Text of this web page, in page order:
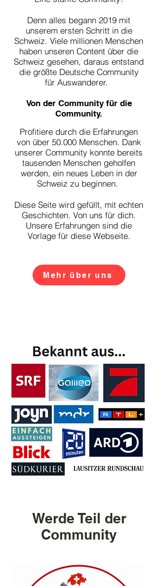
Mehr über uns
Denn alles begann 2019 mit
unserem ersten Schritt in die
Schweiz. Viele millionen Menschen
haben unseren Content über die
Schweiz gesehen, daraus entstand
die größte Deutsche Community
für Auswanderer.
Von der Community für die
Community.
Profitiere durch die Erfahrungen
vonüber 50.000 Menschen. Dank
unserer Community konnte bereits
tausenden Menschen geholfen
werden, ein neues Leben in der
Schweiz zu beginnen.
Diese Seite wird gefüllt, mit echten
Geschichten. Von uns für dich.
Unsere Erfahrungen sind die
Vorlage für diese Webseite.
Werde Teil der
Community